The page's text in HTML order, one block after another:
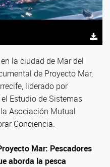
la ciudad de Mar del
de Proyecto Mar,
liderado por
Estudio de Sistemas
la Asociación Mutual
Conciencia.
Mar: Pescadores
aborda la pesca